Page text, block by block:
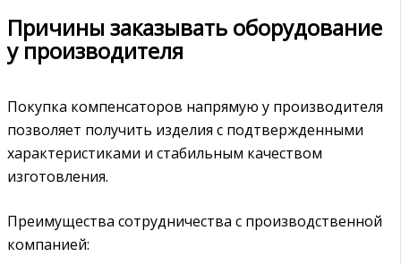
Причины заказывать оборудование
у производителя
Покупка компенсаторов напрямую у производителя
позволяет получить изделия с подтвержденными
характеристиками и стабильным качеством
изготовления.
Преимущества сотрудничества с производственной
компанией: